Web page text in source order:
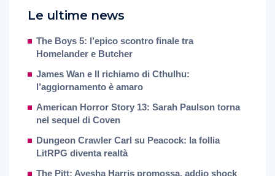
Le ultime news
The Boys 5: l’epico scontro finale tra
Homelander e Butcher
James Wan e Il richiamo di Cthulhu:
l’aggiornamento è amaro
American Horror Story 13: Sarah Paulson torna
nel sequel di Coven
Dungeon Crawler Carl su Peacock: la follia
LitRPG diventa realtà
The Pitt: Ayesha Harris promossa, addio shock